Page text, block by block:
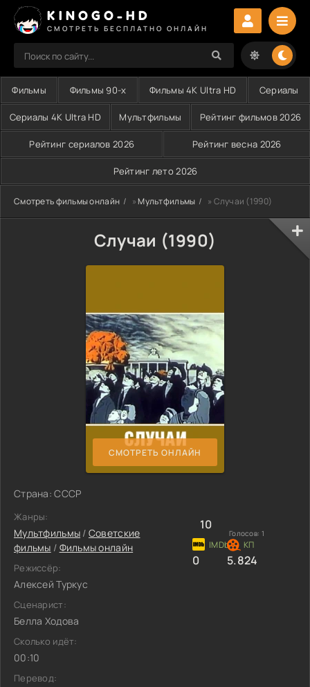
KINOGO-HD
СМОТРЕТЬ БЕСПЛАТНО ОНЛАЙН
Фильмы Фильмы 90-х Фильмы 4K Ultra HD Сериалы
Сериалы 4K Ultra HD Мультфильмы Рейтинг фильмов 2026
Рейтинг сериалов 2026 Рейтинг весна 2026
Рейтинг лето 2026
Смотреть фильмы онлайн »Мультфильмы » Случаи (1990)
Случаи (1990)
СМОТРЕТЬ ОНЛАЙН
Страна: СССР
Жанры:
Мультфильмы / Советские
фильмы / Фильмы онлайн
Режиссёр:
Алексей Туркус
Сценарист:
Белла Ходова
Сколько идёт:
00:10
Перевод:
10
Голосов: 1
0 5.824